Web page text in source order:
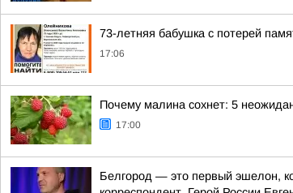
73-летняя бабушка с потерей
17:06
Почему малина сохнет: 5
17:00
Белгород — это первый эшелон,